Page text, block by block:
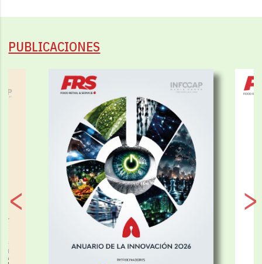
PUBLICACIONES